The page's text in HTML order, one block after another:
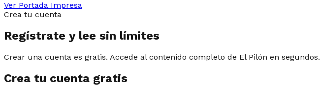
Ver Portada Impresa
Crea tu cuenta
Regístrate y lee sin límites
Crear una cuenta es gratis. Accede al contenido completo de El Pilón en segundos.
Crea tu cuenta gratis